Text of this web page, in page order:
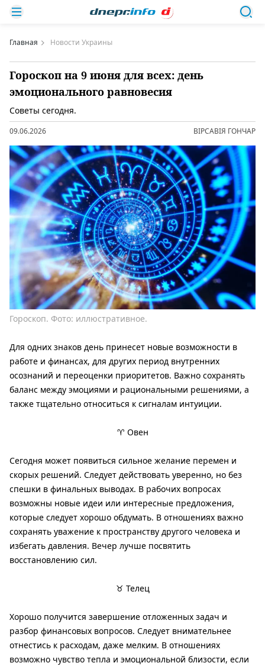
Главная Новости Украины
Гороскоп на 9 июня для всех: день
эмоционального равновесия
Советы сегодня.
09.06.2026 ВІРСАВІЯ ГОНЧАР
Гороскоп. Фото: иллюстративное.
Для одних знаков день принесет новые возможности в
работе и финансах, для других период внутренних
осознаний и переоценки приоритетов. Важно сохранять
баланс между эмоциями и рациональными решениями, а
также тщательно относиться к сигналам интуиции.
♈ Овен
Сегодня может появиться сильное желание перемен и
скорых решений. Следует действовать уверенно, но без
спешки в финальных выводах. В рабочих вопросах
возможны новые идеи или интересные предложения,
которые следует хорошо обдумать. В отношениях важно
сохранять уважение к пространству другого человека и
избегать давления. Вечер лучше посвятить
восстановлению сил.
♉ Телец
Хорошо получится завершение отложенных задач и
разбор финансовых вопросов. Следует внимательнее
отнестись к расходам, даже мелким. В отношениях
возможно чувство тепла и эмоциональной близости, если